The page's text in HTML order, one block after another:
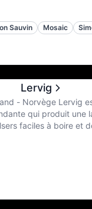
Sauvin Mosaic
Lervig
- Norvège Lervig
qui produit une
faciles à boire et